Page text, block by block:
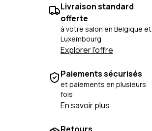
Livraison standard
offerte
à votre salon en Belgique et
Luxembourg
Explorer l'offre
Paiements sécurisés
et paiements en plusieurs
fois
En savoir plus